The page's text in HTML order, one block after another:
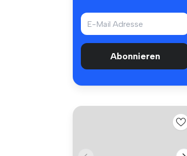
Abonnieren